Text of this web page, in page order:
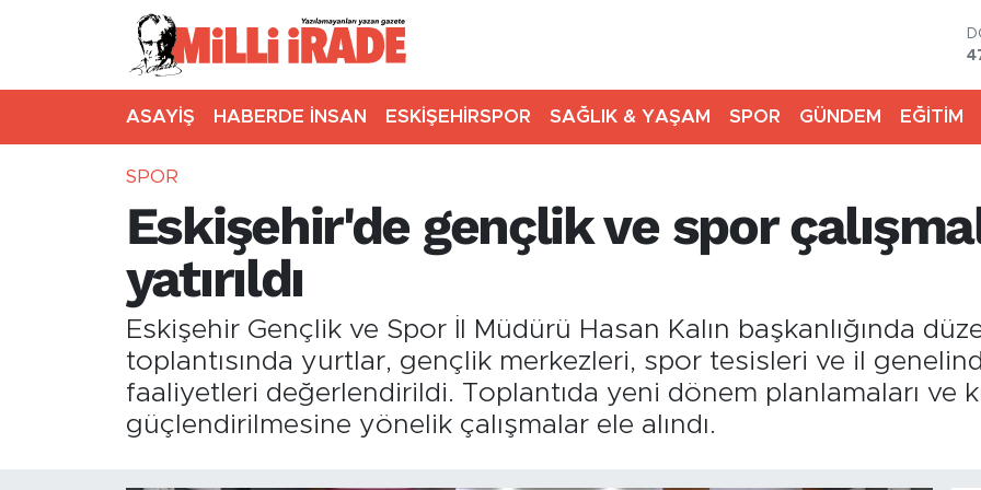
ASAYİŞ HABERDE İNSAN ESKİŞEHİRSPOR SAĞLIK & YAŞAM SPOR GÜNDEM EĞİTİM
SPOR
Eskişehir'de gençlik ve spor
yatırıldı
Eskişehir Gençlik ve Spor İl Müdürü Hasan Kalın başkanlığında
toplantısında yurtlar, gençlik merkezleri, spor tesisleri ve il
faaliyetleri değerlendirildi. Toplantıda yeni dönem planlamaları ve
güçlendirilmesine yönelik çalışmalar ele alındı.